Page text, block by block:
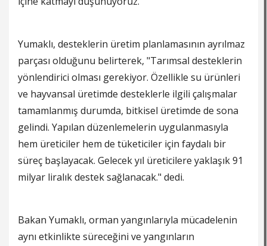
Yumaklı, desteklerin üretim planlamasının ayrılmaz
parçası olduğunu belirterek, "Tarımsal desteklerin
yönlendirici olması gerekiyor. Özellikle su ürünleri
ve hayvansal üretimde desteklerle ilgili çalışmalar
tamamlanmış durumda, bitkisel üretimde de sona
gelindi. Yapılan düzenlemelerin uygulanmasıyla
hem üreticiler hem de tüketiciler için faydalı bir
süreç başlayacak. Gelecek yıl üreticilere yaklaşık 91
milyar liralık destek sağlanacak." dedi.
Bakan Yumaklı, orman yangınlarıyla mücadelenin
aynı etkinlikte süreceğini ve yangınların